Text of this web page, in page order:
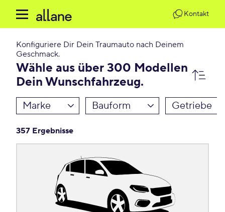
Kontakt
Konfiguriere Dir Dein Traumauto nach Deinem
Geschmack.
Wähle aus über 300 Modellen
Dein Wunschfahrzeug.
Marke Bauform Getriebe
357 Ergebnisse